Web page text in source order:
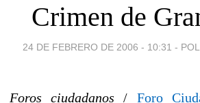
Crimen de
24 DE FEBRERO DE 2006 - 10:31 -
Foros ciudadanos / Foro